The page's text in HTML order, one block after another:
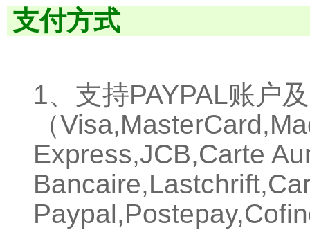
支付方式
1、支持PAYPAL账户
（
Express,JCB,Carte